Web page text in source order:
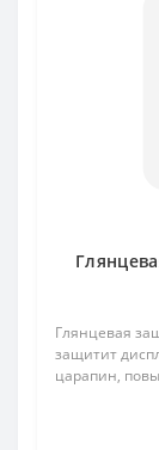
Глянцевая
защитит
царапин,